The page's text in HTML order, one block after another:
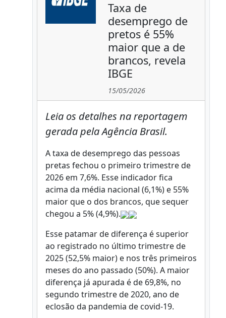
Taxa de
desemprego de
pretos é 55%
maior que a de
brancos, revela
IBGE
15/05/2026
Leia os detalhes na reportagem
gerada pela Agência Brasil.
A taxa de desemprego das pessoas
pretas fechou o primeiro trimestre de
2026 em 7,6%. Esse indicador fica
acima da média nacional (6,1%) e 55%
maior que o dos brancos, que sequer
chegou a 5% (4,9%).
Esse patamar de diferença é superior
ao registrado no último trimestre de
2025 (52,5% maior) e nos três primeiros
meses do ano passado (50%). A maior
diferença já apurada é de 69,8%, no
segundo trimestre de 2020, ano de
eclosão da pandemia de covid-19.